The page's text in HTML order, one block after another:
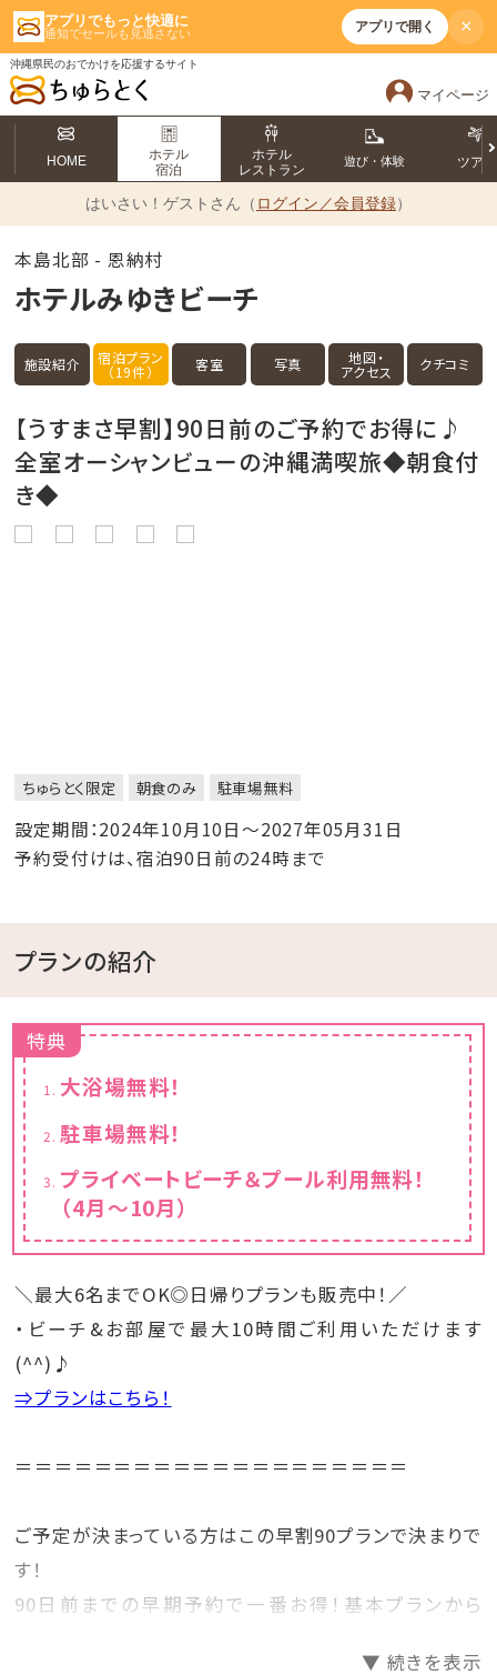
アプリでもっと快適に
通知でセールも見逃さない アプリで開く ×
沖縄県民のおでかけを応援するサイト
マイページ
HOME
ホテル
宿泊
ホテル
レストラン
遊び・体験 ツアー
はいさい！ ゲストさん（ ログイン／会員登録）
本島北部 - 恩納村
ホテルみゆきビーチ
施設紹介 宿泊プラン
（19件） 客室 写真 地図・
アクセス クチコミ
【うすまさ早割】90日前のご予約でお得に♪
全室オーシャンビューの沖縄満喫旅◆朝食付
き◆
ちゅらとく限定 朝食のみ 駐車場無料
設定期間：2024年10月10日～2027年05月31日
予約受付けは、宿泊90日前の24時まで
プランの紹介
特典
大浴場無料！
駐車場無料！
プライベートビーチ＆プール利用無料！
（4月～10月）
＼最大6名までOK◎日帰りプランも販売中！／
・ビーチ&お部屋で最大10時間ご利用いただけます
(^^)♪
⇒プランはこちら！
＝＝＝＝＝＝＝＝＝＝＝＝＝＝＝＝＝＝＝＝
ご予定が決まっている方はこの早割90プランで決まりで
す！
90日前までの早期予約で一番お得！基本プランから
▼ 続きを表示